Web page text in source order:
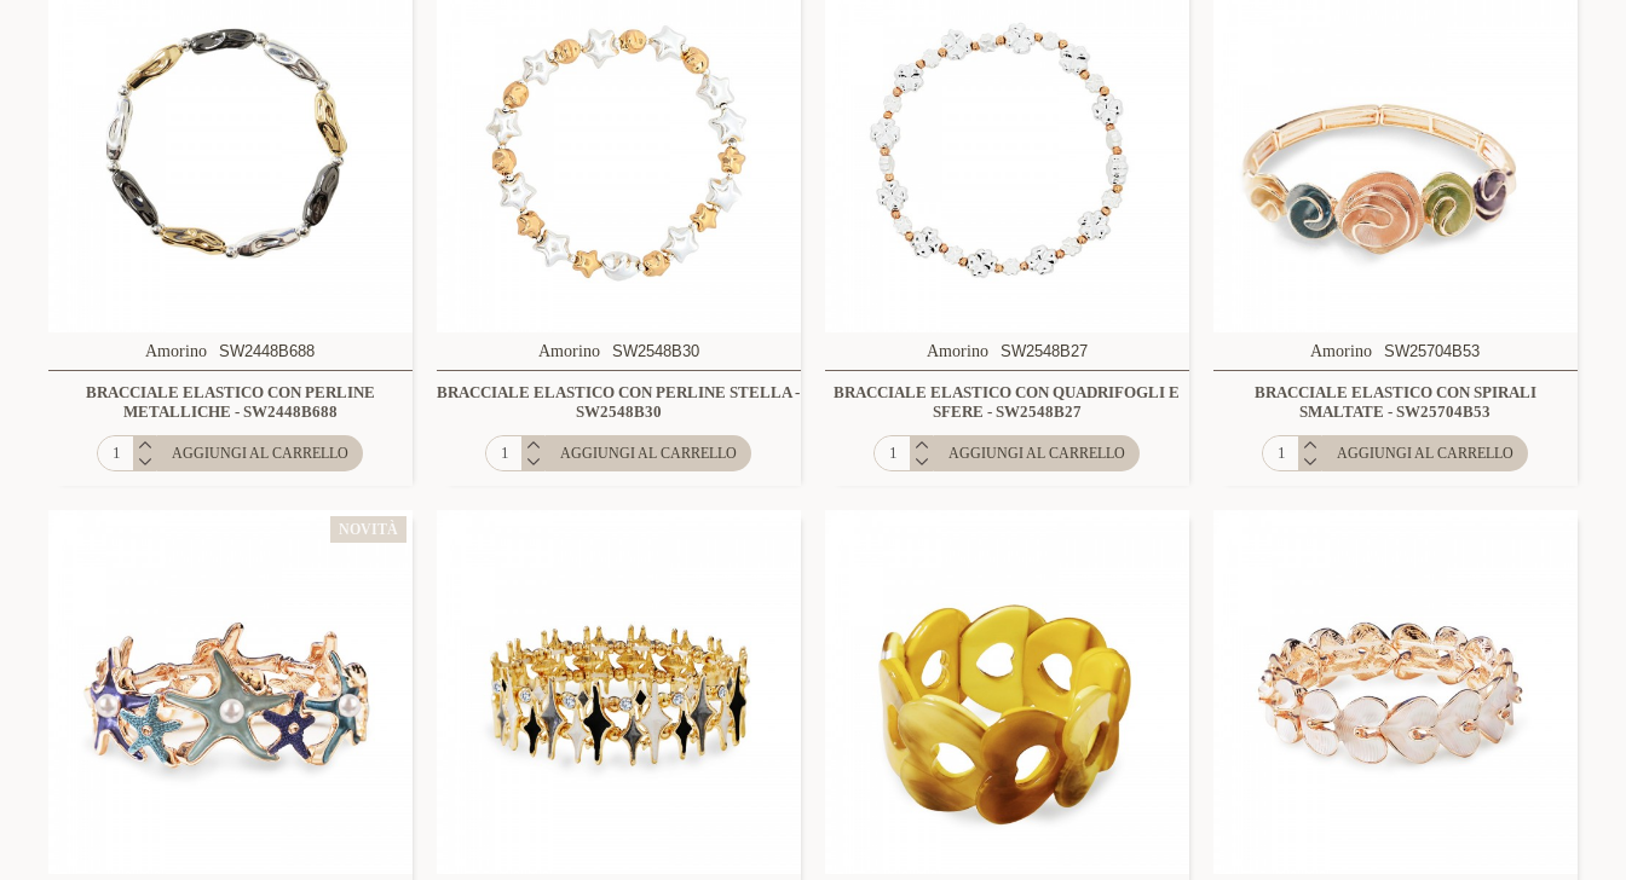
Amorino SW2448B688
BRACCIALE ELASTICO CON PERLINE
METALLICHE - SW2448B688
AGGIUNGI AL CARRELLO
Amorino SW2548B30
BRACCIALE ELASTICO CON PERLINE STELLA -
SW2548B30
AGGIUNGI AL CARRELLO
Amorino SW2548B27
BRACCIALE ELASTICO CON QUADRIFOGLI E
SFERE - SW2548B27
AGGIUNGI AL CARRELLO
Amorino SW25704B53
BRACCIALE ELASTICO CON SPIRALI
SMALTATE - SW25704B53
AGGIUNGI AL CARRELLO
NOVITÀ